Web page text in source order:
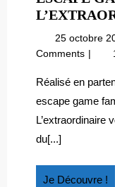
25 octobre
Comments
Réalisé en
escape game
L’extraordinaire
du[...]
Je Découvre !